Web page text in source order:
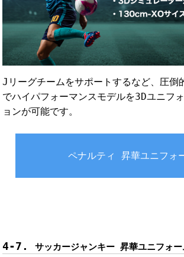
Jリーグチームをサポートするなど、圧倒
でハイパフォーマンスモデルを3Dユニフ
ョンが可能です。
ペナルティ 昇華ユニフォ
サッカージャンキー 昇華ユニフォー